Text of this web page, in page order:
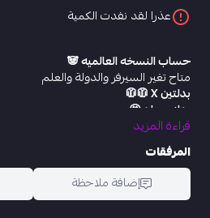
عذرا لقد نفدت الكمية
حساب النسخه العالميه 🐼
متاح تغير السيرفر والدولة والعلم
بدلتين X 🧥🧥
بدله جولد 🤩
مومياء 🌟
مختبر تطوير 16 🔫🗡
امفور الثلجي ليفل 6 🤩
ايكي كيل مسج 🗡
يومبي بدله X ليفل 3
امسكيتن كيل ماكس
قراءة المزيد
المرفقات
إضافة ملاحظة